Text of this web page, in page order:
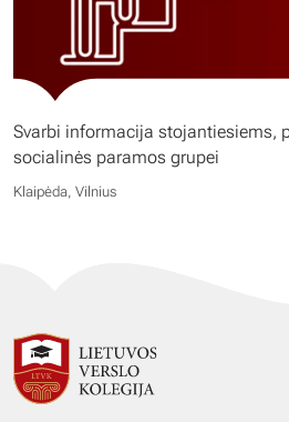
Svarbi informacija stojantiesiems,
socialinės paramos grupei
Klaipėda, Vilnius